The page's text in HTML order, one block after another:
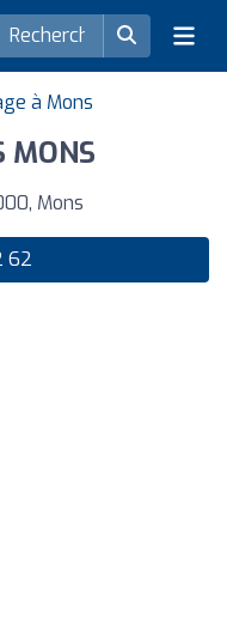
à Mons
MONS
Mons
62